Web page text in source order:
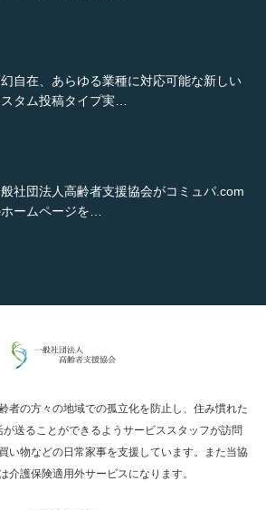
自在、あらゆる業種に対応可能な新しい
タム投稿タイプ実…
社団法人高齢者支援協会がコミュパ.com
ームページを…
world!
者の方々の地域での孤立化を防止し、住み慣れた
送ることができるようサービススタッフが訪問
い物などの日常家事を支援しています。また当協
介護保険適用外サービスになります。